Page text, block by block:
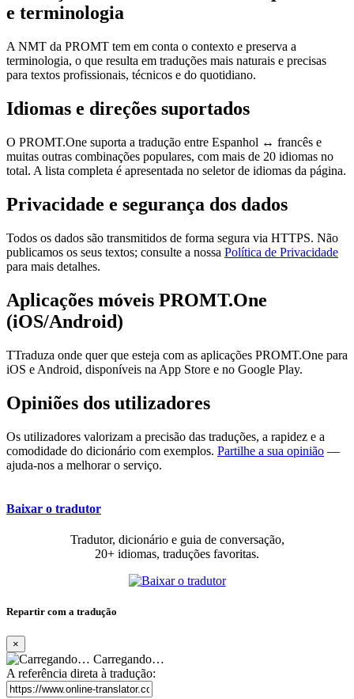
e terminologia
A NMT da PROMT tem em conta o contexto e preserva a
terminologia, o que resulta em traduções mais naturais e precisas
para textos profissionais, técnicos e do quotidiano.
Idiomas e direções suportados
O PROMT.One suporta a tradução entre Espanhol ↔ francês e
muitas outras combinações populares, com mais de 20 idiomas no
total. A lista completa é apresentada no seletor de idiomas da página.
Privacidade e segurança dos dados
Todos os dados são transmitidos de forma segura via HTTPS. Não
publicamos os seus textos; consulte a nossa Política de Privacidade
para mais detalhes.
Aplicações móveis PROMT.One
(iOS/Android)
TTraduza onde quer que esteja com as aplicações PROMT.One para
iOS e Android, disponíveis na App Store e no Google Play.
Opiniões dos utilizadores
Os utilizadores valorizam a precisão das traduções, a rapidez e a
comodidade do dicionário com exemplos. Partilhe a sua opinião —
ajuda-nos a melhorar o serviço.
Baixar o tradutor
Tradutor, dicionário e guia de conversação,
20+ idiomas, traduções favoritas.
Repartir com a tradução
×
Carregando…
A referência direta à tradução: